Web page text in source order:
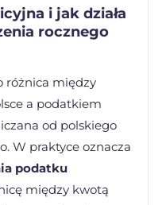
i jak działa
rocznego
różnica między
a podatkiem
od polskiego
W praktyce oznacza
podatku
między kwotą